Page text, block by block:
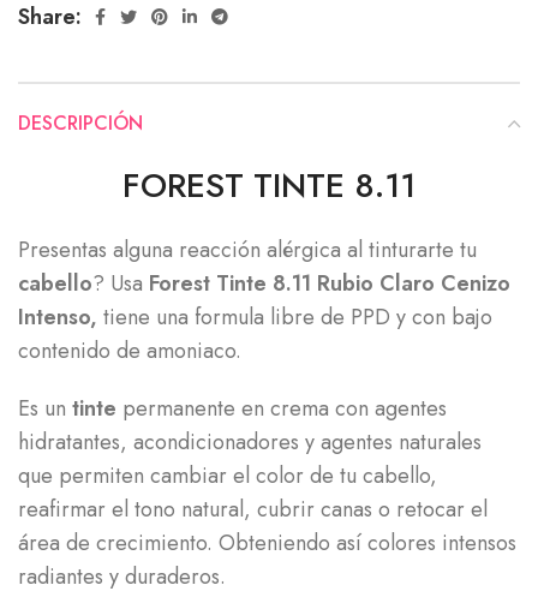
Share:
DESCRIPCIÓN
FOREST TINTE 8.11
Presentas alguna reacción alérgica al tinturarte tu
cabello? Usa Forest Tinte 8.11 Rubio Claro Cenizo
Intenso, tiene una formula libre de PPD y con bajo
contenido de amoniaco.
Es un tinte permanente en crema con agentes
hidratantes, acondicionadores y agentes naturales
que permiten cambiar el color de tu cabello,
reafirmar el tono natural, cubrir canas o retocar el
área de crecimiento. Obteniendo así colores intensos
radiantes y duraderos.